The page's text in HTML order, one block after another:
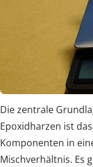
Die zentrale
Epoxidharzen ist
Komponenten in
Mischverhältnis. Es